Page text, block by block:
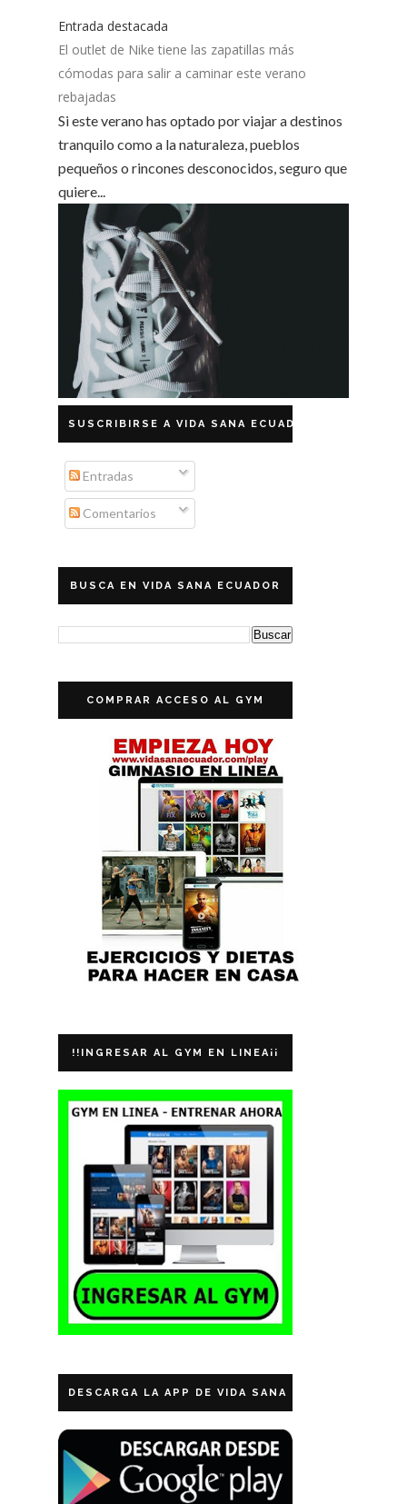
Entrada destacada
El outlet de Nike tiene las zapatillas más
cómodas para salir a caminar este verano
rebajadas
Si este verano has optado por viajar a destinos
tranquilo como a la naturaleza, pueblos
pequeños o rincones desconocidos, seguro que
quiere...
SUSCRIBIRSE A VIDA SANA ECUADOR
Entradas
Comentarios
BUSCA EN VIDA SANA ECUADOR
COMPRAR ACCESO AL GYM
!!INGRESAR AL GYM EN LINEA¡¡
DESCARGA LA APP DE VIDA SANA ECUADOR